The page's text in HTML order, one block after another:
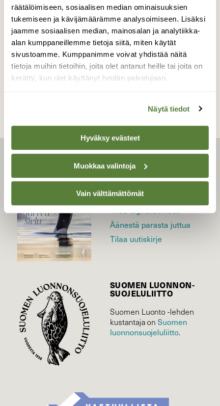
räätälöimiseen, sosiaalisen median ominaisuuksien
tukemiseen ja kävijämäärämme analysoimiseen. Lisäksi
jaamme sosiaalisen median, mainosalan ja analytiikka-
alan kumppaneillemme tietoja siitä, miten käytät
sivustoamme. Kumppanimme voivat yhdistää näitä
tietoja muihin tietoihin, joita olet antanut heille tai joita on
kerätty, kun olet käyttänyt heidän palvelujaan.
Näytä tiedot
Hyväksy evästeet
Muokkaa valintoja
Vain välttämättömät
Ihmiskokeesta toiseen
LEHTI
Uusin lehti
Tilaa Suomen Luonto
Tilaa digilukuoikeus
Äänestä parasta juttua
Tilaa uutiskirje
SUOMEN LUONNON­
SUOJELU­LIITTO
Suomen Luonto -lehden
kustantaja onSuomen
luonnonsuojelu­liitto.